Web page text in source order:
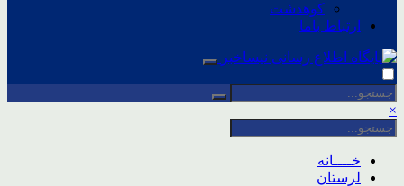
کوهدشت
ارتباط باما
×
خــــانه
لرستان